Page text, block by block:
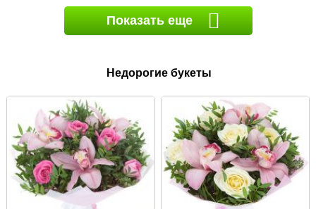
Показать еще
Недорогие букеты